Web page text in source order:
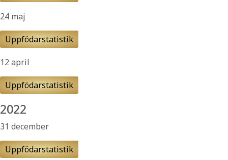
24 maj
Uppfödarstatistik
12 april
Uppfödarstatistik
2022
31 december
Uppfödarstatistik